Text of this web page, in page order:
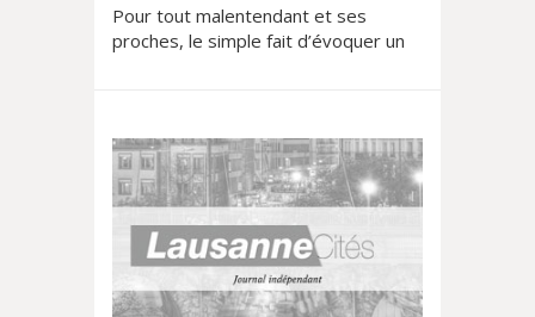
Pour tout malentendant et ses
proches, le simple fait d’évoquer un